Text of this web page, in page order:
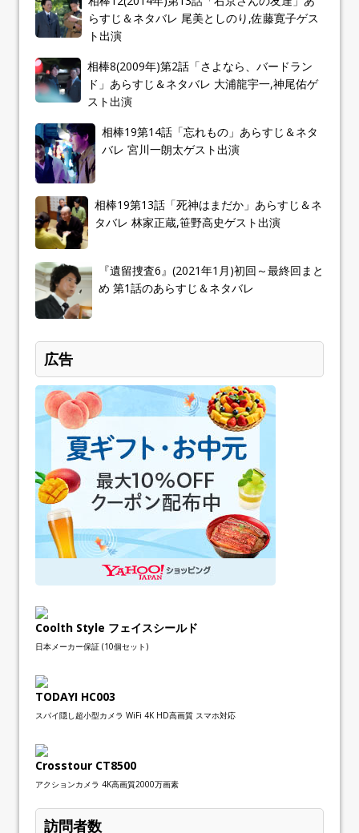
らすじ＆ネタバレ 尾美としのり,佐藤寛子ゲス
ト出演
相棒8(2009年)第2話「さよなら、バードラン
ド」あらすじ＆ネタバレ 大浦龍宇一,神尾佑ゲ
スト出演
相棒19第14話「忘れもの」あらすじ＆ネタ
バレ 宮川一朗太ゲスト出演
相棒19第13話「死神はまだか」あらすじ＆ネ
タバレ 林家正蔵,笹野高史ゲスト出演
『遺留捜査6』(2021年1月)初回～最終回まと
め 第1話のあらすじ＆ネタバレ
広告
Coolth Style フェイスシールド
日本メーカー保証 (10個セット)
TODAYI HC003
スパイ隠し超小型カメラ WiFi 4K HD高画質 スマホ対応
Crosstour CT8500
アクションカメラ 4K高画質2000万画素
訪問者数